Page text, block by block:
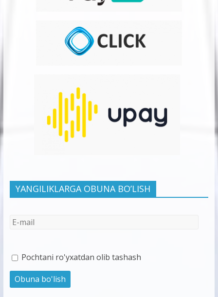
YANGILIKLARGA OBUNA BO’LISH
Pochtani ro'yxatdan olib tashash